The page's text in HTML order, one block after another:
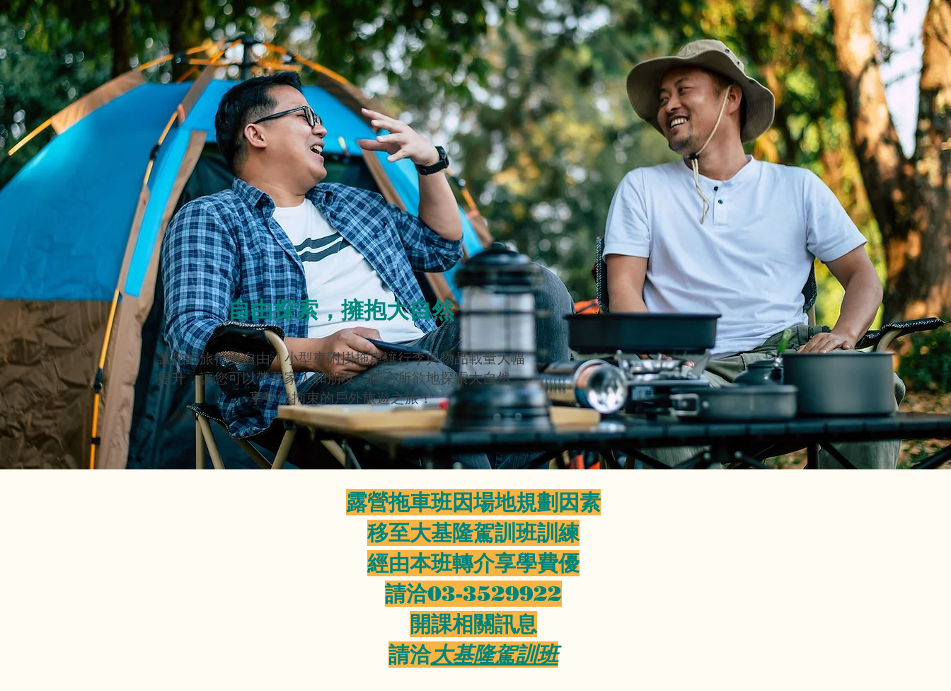
自由探索，擁抱大自然
讓您的旅行更自由！小型車附掛拖車讓行李與物品載量大幅
提升，讓您可以帶著家人和朋友，隨心所欲地探索大自然，
享受無拘束的戶外旅遊之旅！
露營拖車班因場地規劃因素
​移至大基隆駕訓班訓練
​經由本班轉介享學費優
​請洽03-3529922
​開課相關訊息
請洽大基隆駕訓班